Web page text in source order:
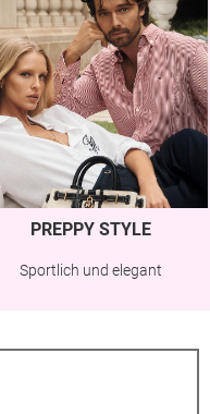
PREPPY STYLE
Sportlich und elegant